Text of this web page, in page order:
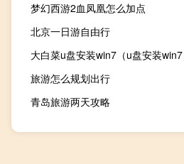
梦幻西游2血凤凰怎么加点
北京一日游自由行
大白菜u盘安装win7（u盘安装win7
旅游怎么规划出行
青岛旅游两天攻略